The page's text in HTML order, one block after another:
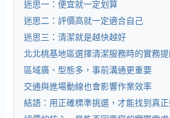
迷思一：便宜就一定划算
迷思二：評價高就一定適合自己
迷思三：清潔就是越快越好
北北桃基地區選擇清潔服務時的實務提
區域廣、型態多，事前溝通更重要
交通與進場動線也會影響作業效率
結語：用正確標準挑選，才能找到真